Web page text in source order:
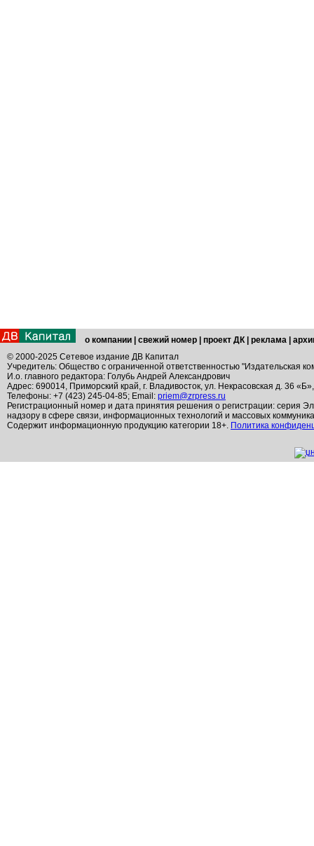
о компании свежий номер проект ДК реклама
© 2000-2025 Сетевое издание ДВ Капитал
Учредитель: Общество с ограниченной ответственностью "Издательская
И.о. главного редактора: Голубь Андрей Александрович
Адрес: 690014, Приморский край, г. Владивосток, ул. Некрасовская д. 36
Телефоны: +7 (423) 245-04-85; Email: priem@zrpress.ru
Регистрационный номер и дата принятия решения о регистрации: серия
надзору в сфере связи, информационных технологий и массовых
Содержит информационную продукцию категории 18+. Политика